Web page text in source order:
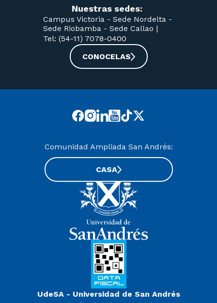
Nuestras sedes:
Campus Victoria - Sede Nordelta -
Sede Riobamba - Sede Callao |
Tel: (54-11) 7078-0400
CONOCELAS
UdeSA - Universidad de San Andrés
Comunidad Ampliada San Andrés:
CASA